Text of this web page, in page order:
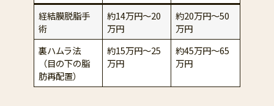
経結膜脱脂手
術
約14万円～20
万円
約20万円～50
万円
裏ハムラ法
（目の下の脂
肪再配置）
約15万円～25
万円
約45万円～65
万円